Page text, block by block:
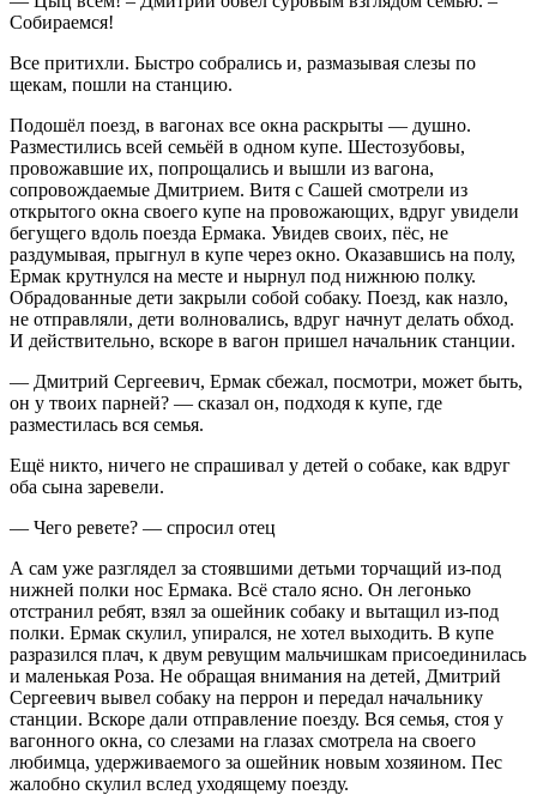
Собираемся!
Все притихли. Быстро собрались и, размазывая слезы по
щекам, пошли на станцию.
Подошёл поезд, в вагонах все окна раскрыты — душно.
Разместились всей семьёй в одном купе. Шестозубовы,
провожавшие их, попрощались и вышли из вагона,
сопровождаемые Дмитрием. Витя с Сашей смотрели из
открытого окна своего купе на провожающих, вдруг увидели
бегущего вдоль поезда Ермака. Увидев своих, пёс, не
раздумывая, прыгнул в купе через окно. Оказавшись на полу,
Ермак крутнулся на месте и нырнул под нижнюю полку.
Обрадованные дети закрыли собой собаку. Поезд, как назло,
не отправляли, дети волновались, вдруг начнут делать обход.
И действительно, вскоре в вагон пришел начальник станции.
— Дмитрий Сергеевич, Ермак сбежал, посмотри, может быть,
он у твоих парней? — сказал он, подходя к купе, где
разместилась вся семья.
Ещё никто, ничего не спрашивал у детей о собаке, как вдруг
оба сына заревели.
— Чего ревете? — спросил отец
А сам уже разглядел за стоявшими детьми торчащий из-под
нижней полки нос Ермака. Всё стало ясно. Он легонько
отстранил ребят, взял за ошейник собаку и вытащил из-под
полки. Ермак скулил, упирался, не хотел выходить. В купе
разразился плач, к двум ревущим мальчишкам присоединилась
и маленькая Роза. Не обращая внимания на детей, Дмитрий
Сергеевич вывел собаку на перрон и передал начальнику
станции. Вскоре дали отправление поезду. Вся семья, стоя у
вагонного окна, со слезами на глазах смотрела на своего
любимца, удерживаемого за ошейник новым хозяином. Пес
жалобно скулил вслед уходящему поезду.